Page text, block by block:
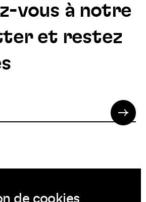
vous à notre
et restez
de cookies